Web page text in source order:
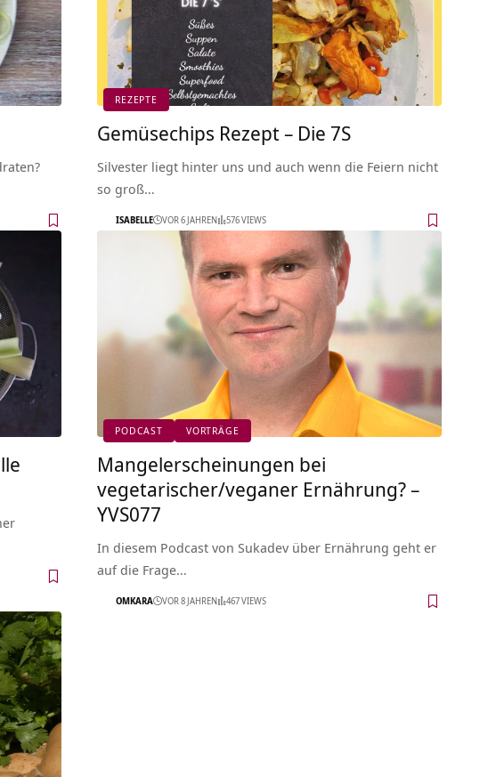
REZEPTE
Gemüsechips Rezept – Die 7S
Silvester liegt hinter uns und auch wenn die Feiern nicht
so groß…
ISABELLE VOR 6 JAHREN 576 VIEWS
PODCAST VORTRÄGE
Mangelerscheinungen bei
vegetarischer/veganer Ernährung? –
YVS077
In diesem Podcast von Sukadev über Ernährung geht er
auf die Frage…
OMKARA VOR 8 JAHREN 467 VIEWS